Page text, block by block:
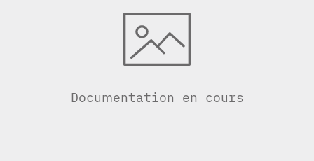
Documentation en cours